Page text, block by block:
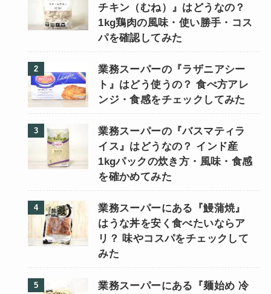
チキン（むね）』はどうなの？
1kg鶏肉の風味・使い勝手・コス
パを確認してみた
業務スーパーの『ラザニアシー
ト』はどう使うの？ 食べ方アレ
ンジ・食感をチェックしてみた
業務スーパーの『バスマティラ
イス』はどうなの？ インド産
1kgパックの炊き方・風味・食感
を確かめてみた
業務スーパーにある『鰻蒲焼』
はうな丼を安く食べたいならア
リ？ 味やコスパをチェックして
みた
業務スーパーにある『麺始め 冷